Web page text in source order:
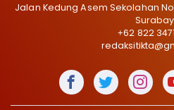
Jalan Kedung Asem Sekolahan
+62 822